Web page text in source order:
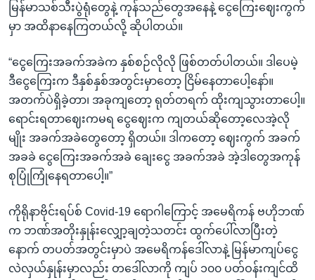
မြန်မာသစ်သီးပွဲရုံတွေနဲ့ ကုန်သည်တွေအနေနဲ့ ငွေကြေးဈေးကွက်
မှာ အထိနာနေကြတယ်လို့ ဆိုပါတယ်။
“ငွေကြေးအခက်အခဲက နှစ်စဉ်လိုလို ဖြစ်တတ်ပါတယ်။ ဒါပေမဲ့
ဒီငွေကြေးက ဒီနှစ်နှစ်အတွင်းမှာတော့ ငြိမ်နေတာပေါ့နော်။
အတက်ပဲရှိခဲ့တာ၊ အခုကျတော့ ရုတ်တရက် ထိုးကျသွားတာပေါ့။
ရောင်းရတာဈေးကမရ ငွေဈေးက ကျတယ်ဆိုတော့လေအဲ့လို
မျိုး အခက်အခဲတွေတော့ ရှိတယ်။ ဒါကတော့ ဈေးကွက် အခက်
အခခဲ ငွေကြေးအခက်အခဲ ချေးငွေ အခက်အခဲ အဲ့ဒါတွေအကုန်
စုပြုံကြုံနေရတာပေါ့။”
ကိုရိုနာဗိုင်းရပ်စ် Covid-19 ရောဂါကြောင့် အမေရိကန် ဗဟိုဘဏ်
က ဘဏ်အတိုးနှုန်းလျှော့ချတဲ့သတင်း ထွက်ပေါ်လာပြီးတဲ့
နောက် တပတ်အတွင်းမှာပဲ အမေရိကန်ဒေါ်လာနဲ့ မြန်မာကျပ်ငွေ
လဲလှယ်နှုန်းမှာလည်း တဒေါ်လာကို ကျပ် ၁၀၀ ပတ်ဝန်းကျင်ထိ